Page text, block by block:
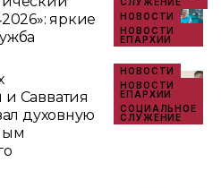
НОВОСТИ
НОВОСТИ
ЕПАРХИИ
яркие
НОВОСТИ
НОВОСТИ
ЕПАРХИИ
СОЦИАЛЬНОЕ
СЛУЖЕНИЕ
Савватия
духовную